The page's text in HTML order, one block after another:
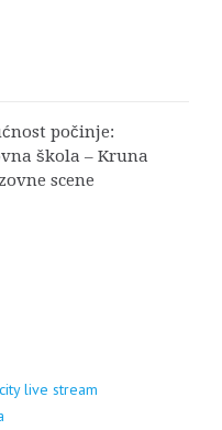
počinje:
škola – Kruna
scene
live stream